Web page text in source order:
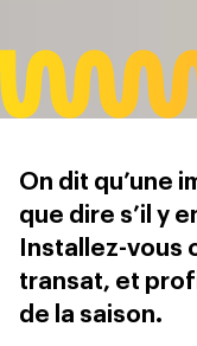
On dit qu’une
que dire s’il y
Installez-vous
transat, et
de la saison.